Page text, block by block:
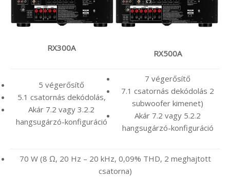
RX300A
RX500A
5 végerősítő
5.1 csatornás dekódolás,
Akár 7.2 vagy 3.2.2
hangsugárzó-konfiguráció
7 végerősítő
7.1 csatornás dekódolás 2
subwoofer kimenet)
Akár 7.2 vagy 5.2.2
hangsugárzó-konfiguráció
70 W (8 Ω, 20 Hz – 20 kHz, 0,09% THD, 2 meghajtott
csatorna)